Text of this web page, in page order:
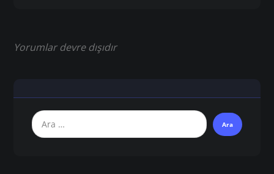
Yorumlar devre dışıdır